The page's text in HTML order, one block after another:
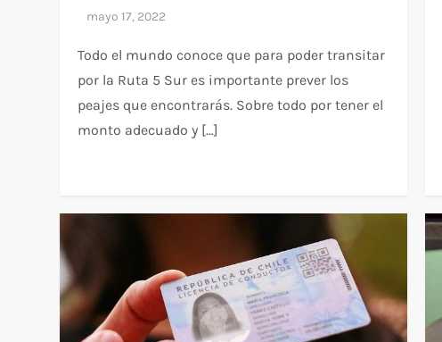
Todo el mundo conoce que para poder transitar
por la Ruta 5 Sur es importante prever los
peajes que encontrarás. Sobre todo por tener el
monto adecuado y […]